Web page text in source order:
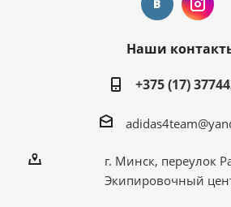
Наши
+375 (17)
г. Минск, переулок
Экипировочный